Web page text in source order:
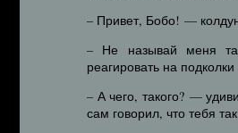
– Привет, Бобо! —
– Не называй меня
реагировать на
– А чего, такого? —
сам говорил, что тебя